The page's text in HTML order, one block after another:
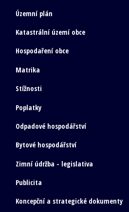
Územní plán
Katastrální území obce
Hospodaření obce
Matrika
Stížnosti
Poplatky
Odpadové hospodářství
Bytové hospodářství
Zimní údržba - legislativa
Publicita
Koncepční a strategické dokumenty